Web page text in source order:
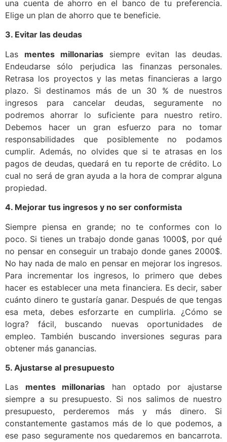
una cuenta de ahorro en el banco de tu preferencia.
Elige un plan de ahorro que te beneficie.
3. Evitar las deudas
Las mentes millonarias siempre evitan las deudas.
Endeudarse sólo perjudica las finanzas personales.
Retrasa los proyectos y las metas financieras a largo
plazo. Si destinamos más de un 30 % de nuestros
ingresos para cancelar deudas, seguramente no
podremos ahorrar lo suficiente para nuestro retiro.
Debemos hacer un gran esfuerzo para no tomar
responsabilidades que posiblemente no podamos
cumplir. Además, no olvides que si te atrasas en los
pagos de deudas, quedará en tu reporte de crédito. Lo
cual no será de gran ayuda a la hora de comprar alguna
propiedad.
4. Mejorar tus ingresos y no ser conformista
Siempre piensa en grande; no te conformes con lo
poco. Si tienes un trabajo donde ganas 1000$, por qué
no pensar en conseguir un trabajo donde ganes 2000$.
No hay nada de malo en pensar en mejorar los ingresos.
Para incrementar los ingresos, lo primero que debes
hacer es establecer una meta financiera. Es decir, saber
cuánto dinero te gustaría ganar. Después de que tengas
esa meta, debes esforzarte en cumplirla. ¿Cómo se
logra? fácil, buscando nuevas oportunidades de
empleo. También buscando inversiones seguras para
obtener más ganancias.
5. Ajustarse al presupuesto
Las mentes millonarias han optado por ajustarse
siempre a su presupuesto. Si nos salimos de nuestro
presupuesto, perderemos más y más dinero. Si
constantemente gastamos más de lo que podemos, a
ese paso seguramente nos quedaremos en bancarrota.